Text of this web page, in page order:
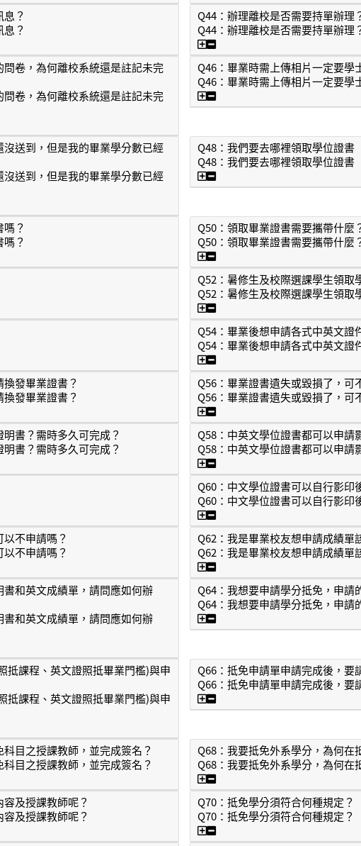
？
？
訊息？
Q44：辦理離校是否需要持單辦理
Q44：辦理離校是否需要持單辦理
Q44：辦理離校是否需要持單辦
卷，為何離校系統還是註記未完
卷，為何離校系統還是註記未完
的問卷，為何離校系統還是註記未完成？
Q46：畢業時需上傳相片一定要學
Q46：畢業時需上傳相片一定要學
Q46：畢業時需上傳相片一定
送到，但是我的畢業學分數已經
送到，但是我的畢業學分數已經
還沒送到，但是我的畢業學分數已經足夠了，可以領取學位證書嗎？
Q48：我們要去哪裡領取學位證書
Q48：我們要去哪裡領取學位證書
Q48：我們要去哪裡領取學位
？
？
書嗎？
Q50：領取畢業證書需要攜帶什麼
Q50：領取畢業證書需要攜帶什麼
Q50：領取畢業證書需要攜帶什
Q52：暑修生及校際選課學生領取
Q52：暑修生及校際選課學生領取
Q52：暑修生及校際選課學生
Q54：畢業後想申請各式中英文證
Q54：畢業後想申請各式中英文證
Q54：畢業後想申請各式中英
發畢業證書？
發畢業證書？
請換發畢業證書？
Q56：畢業證書遺失或毀損了，可
Q56：畢業證書遺失或毀損了，可
Q56：畢業證書遺失或毀損了
書？需時多久可完成？
書？需時多久可完成？
證明書？需時多久可完成？
Q58：中英文學位證書都可以申請
Q58：中英文學位證書都可以申請
Q58：中英文學位證書都可以申
Q60：中文學位證書可以自行影印
Q60：中文學位證書可以自行影印
Q60：中文學位證書可以自行
不申請嗎？
不申請嗎？
可以不申請嗎？
Q62：我是畢業校友想申請成績單
Q62：我是畢業校友想申請成績單
Q62：我是畢業校友想申請成績
和英文成績單，請問應如何辦
和英文成績單，請問應如何辦
明書和英文成績單，請問應如何辦理？
Q64：我想要申請學分抵免，申請
Q64：我想要申請學分抵免，申請
Q64：我想要申請學分抵免，
抵課程、英文證照抵畢業門檻)與申
抵課程、英文證照抵畢業門檻)與申
照抵課程、英文證照抵畢業門檻)與申請方式?
Q66：抵免申請單申請完成後，要
Q66：抵免申請單申請完成後，要
Q66：抵免申請單申請完成後
目之授課教師，並完成簽名？
目之授課教師，並完成簽名？
免科目之授課教師，並完成簽名？
Q68：我要抵免外系學分，為何在
Q68：我要抵免外系學分，為何在
Q68：我要抵免外系學分，為
及授課教師呢？
及授課教師呢？
內容及授課教師呢？
Q70：抵免學分須符合何種規定？
Q70：抵免學分須符合何種規定？
Q70：抵免學分須符合何種規定